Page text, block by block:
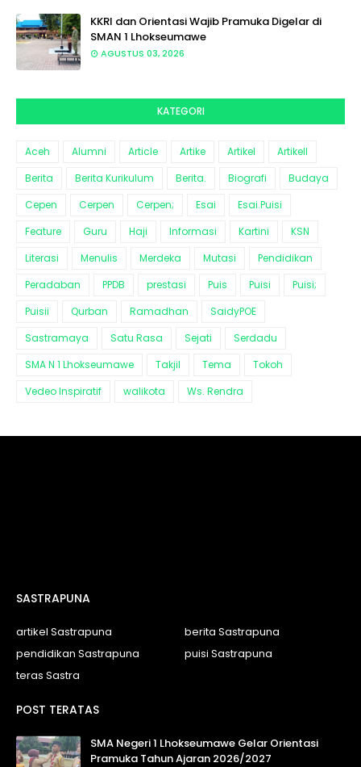
KKRI dan Orientasi Wajib Pramuka Digelar di
SMAN 1 Lhokseumawe
AGUSTUS 03, 2026
KATEGORI
Aceh Alumni Article Artike Artikel
Artikell
Berita
Berita Kurikulum Berita. Biografi
Budaya
Cepen
Cerpen Cerpen; Esai
Esai.Puisi
Feature
Guru Haji Informasi Kartini
KSN
Literasi
Menulis Merdeka Mutasi
Pendidikan
Peradaban
PPDB prestasi Puis Puisi
Puisi;
Puisii
Qurban Ramadhan
SaidyPOE
Sastramaya
Satu Rasa Sejati
Serdadu
SMA N 1 Lhokseumawe
Takjil Tema
Tokoh
Vedeo Inspiratif
walikota Ws. Rendra
SASTRAPUNA
artikel Sastrapuna
berita Sastrapuna
pendidikan Sastrapuna
puisi Sastrapuna
teras Sastra
POST TERATAS
SMA Negeri 1 Lhokseumawe Gelar Orientasi
Pramuka Tahun Ajaran 2026/2027